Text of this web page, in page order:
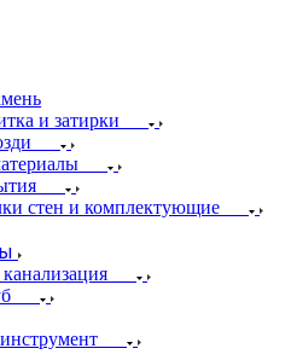
и затирки
стен и комплектующие